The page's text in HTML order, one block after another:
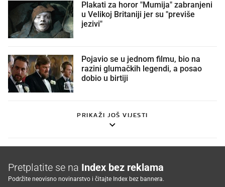
Plakati za horor "Mumija" zabranjeni
u Velikoj Britaniji jer su "previše
jezivi"
Pojavio se u jednom filmu, bio na
razini glumačkih legendi, a posao
dobio u birtiji
PRIKAŽI JOŠ VIJESTI
Pretplatite se na Index bez reklama
Podržite neovisno novinarstvo i čitajte Index bez bannera.